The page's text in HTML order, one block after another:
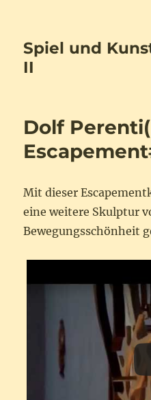
Spiel und
II
Dolf
Mit dieser
eine weitere Skulptur
Bewegungsschönheit